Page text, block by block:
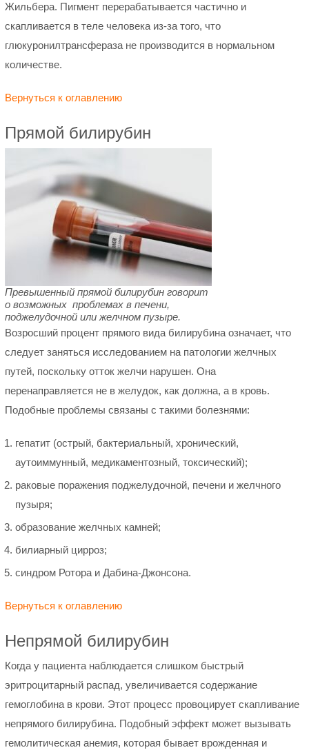
Жильбера. Пигмент перерабатывается частично и
скапливается в теле человека из-за того, что
глюкуронилтрансфераза не производится в нормальном
количестве.
Вернуться к оглавлению
Прямой билирубин
Превышенный прямой билирубин говорит
о возможных проблемах в печени,
поджелудочной или желчном пузыре.
Возросший процент прямого вида билирубина означает, что
следует заняться исследованием на патологии желчных
путей, поскольку отток желчи нарушен. Она
перенаправляется не в желудок, как должна, а в кровь.
Подобные проблемы связаны с такими болезнями:
гепатит (острый, бактериальный, хронический,
аутоиммунный, медикаментозный, токсический);
раковые поражения поджелудочной, печени и желчного
пузыря;
образование желчных камней;
билиарный цирроз;
синдром Ротора и Дабина-Джонсона.
Вернуться к оглавлению
Непрямой билирубин
Когда у пациента наблюдается слишком быстрый
эритроцитарный распад, увеличивается содержание
гемоглобина в крови. Этот процесс провоцирует скапливание
непрямого билирубина. Подобный эффект может вызывать
гемолитическая анемия, которая бывает врожденная и